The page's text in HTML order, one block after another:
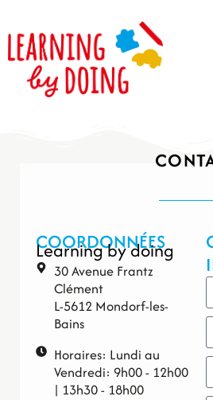
COORDONNÉES
Learning by doing
30 Avenue Frantz
Clément
L-5612 Mondorf-les-
Bains
Horaires: Lundi au
Vendredi: 9h00 - 12h00
| 13h30 - 18h00